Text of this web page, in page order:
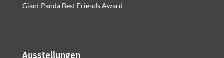
Giant Panda Best Friends Award
Ausstellungen